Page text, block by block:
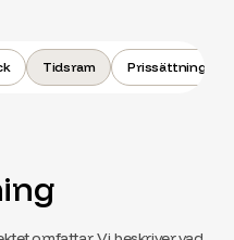
Tidsram Prissättning